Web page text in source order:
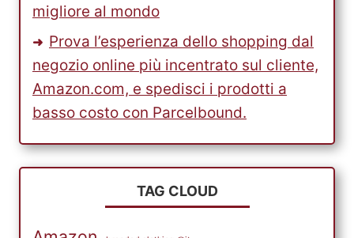
migliore al mondo
Prova l’esperienza dello shopping dal
negozio online più incentrato sul cliente,
Amazon.com, e spedisci i prodotti a
basso costo con Parcelbound.
TAG CLOUD